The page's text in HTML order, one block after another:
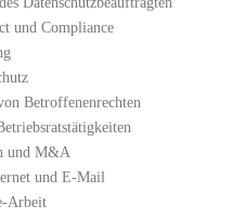
und Compliance
Betroffenenrechten
und M&A
und E-Mail
Arbeit